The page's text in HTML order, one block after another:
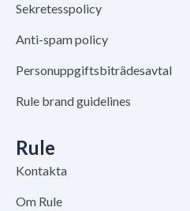
Sekretesspolicy
Anti-spam policy
Personuppgiftsbiträdesavtal
Rule brand guidelines
Rule
Kontakta
Om Rule